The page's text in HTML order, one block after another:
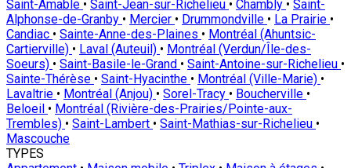
Saint-Amable • Saint-Jean-sur-Richelieu • Chambly • Saint-
Alphonse-de-Granby • Mercier • Drummondville • La Prairie •
Candiac • Sainte-Anne-des-Plaines • Montréal (Ahuntsic-
Cartierville) • Laval (Auteuil) • Montréal (Verdun/Île-des-
Soeurs) • Saint-Basile-le-Grand • Saint-Antoine-sur-Richelieu •
Sainte-Thérèse • Saint-Hyacinthe • Montréal (Ville-Marie) •
Lavaltrie • Montréal (Anjou) • Sorel-Tracy • Boucherville •
Beloeil • Montréal (Rivière-des-Prairies/Pointe-aux-
Trembles) • Saint-Lambert • Saint-Mathias-sur-Richelieu •
Mascouche
TYPES